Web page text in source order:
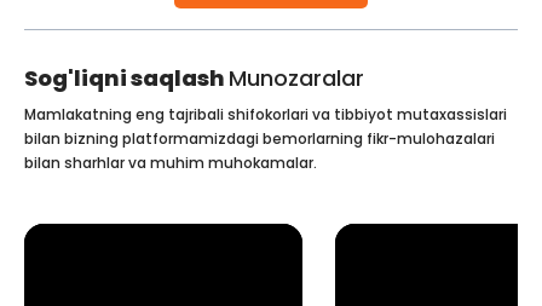
Sog'liqni saqlash Munozaralar
Mamlakatning eng tajribali shifokorlari va tibbiyot mutaxassislari
bilan bizning platformamizdagi bemorlarning fikr-mulohazalari
bilan sharhlar va muhim muhokamalar.